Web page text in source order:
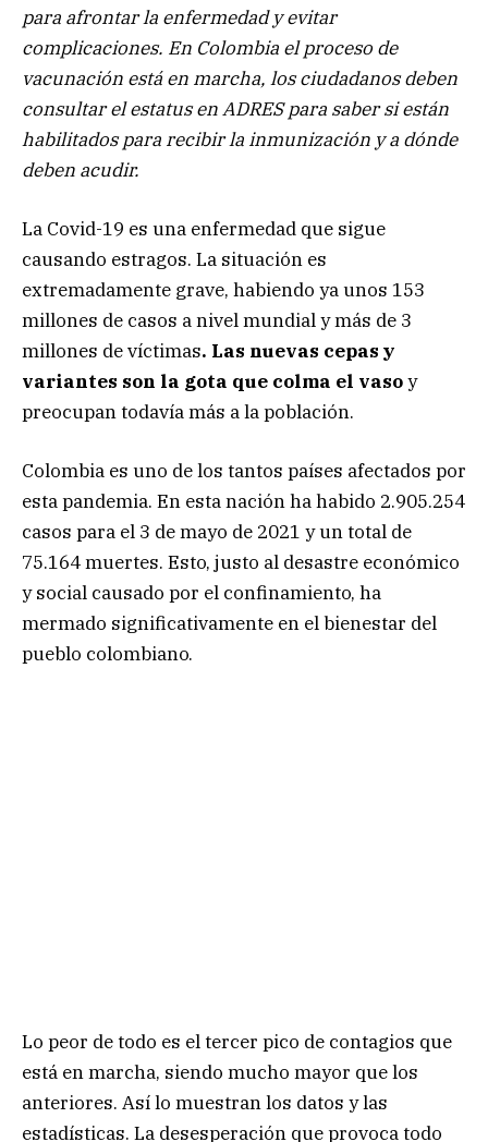
para afrontar la enfermedad y evitar
complicaciones. En Colombia el proceso de
vacunación está en marcha, los ciudadanos deben
consultar el estatus en ADRES para saber si están
habilitados para recibir la inmunización y a dónde
deben acudir.
La Covid-19 es una enfermedad que sigue
causando estragos. La situación es
extremadamente grave, habiendo ya unos 153
millones de casos a nivel mundial y más de 3
millones de víctimas. Las nuevas cepas y
variantes son la gota que colma el vasoy
preocupan todavía más a la población.
Colombia es uno de los tantos países afectados por
esta pandemia. En esta nación ha habido 2.905.254
casos para el 3 de mayo de 2021 y un total de
75.164 muertes. Esto, justo al desastre económico
y social causado por el confinamiento, ha
mermado significativamente en el bienestar del
pueblo colombiano.
Lo peor de todo es el tercer pico de contagios que
está en marcha, siendo mucho mayor que los
anteriores. Así lo muestran los datos y las
estadísticas. La desesperación que provoca todo